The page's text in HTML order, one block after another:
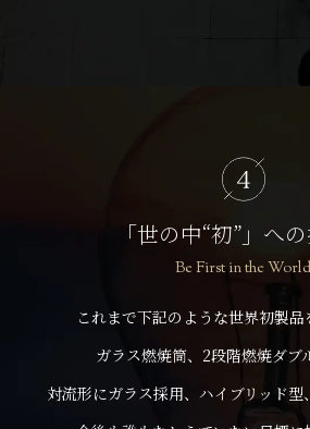
「世の中“初”」への
Be First in the World
これまで下記のような世界初製品
ガラス燃焼筒、2段階燃焼ダブ
対流形にガラス採用、ハイブリッド型